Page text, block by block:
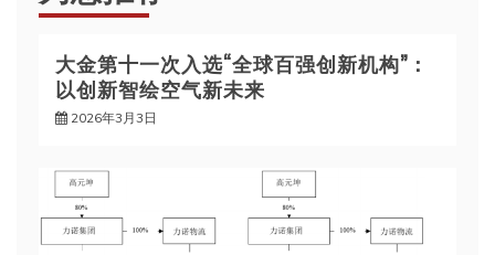
大金第十一次入选“全球百强创新机构”：
以创新智绘空气新未来
2026年3月3日